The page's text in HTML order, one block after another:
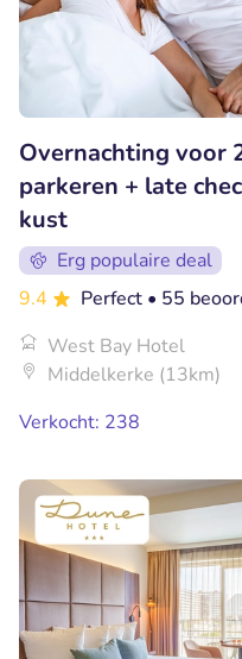
Overnachting voor
parkeren + late
kust
Erg populaire deal
9.4
Perfect • 55
West Bay Hotel
Middelkerke (13km)
Verkocht: 238